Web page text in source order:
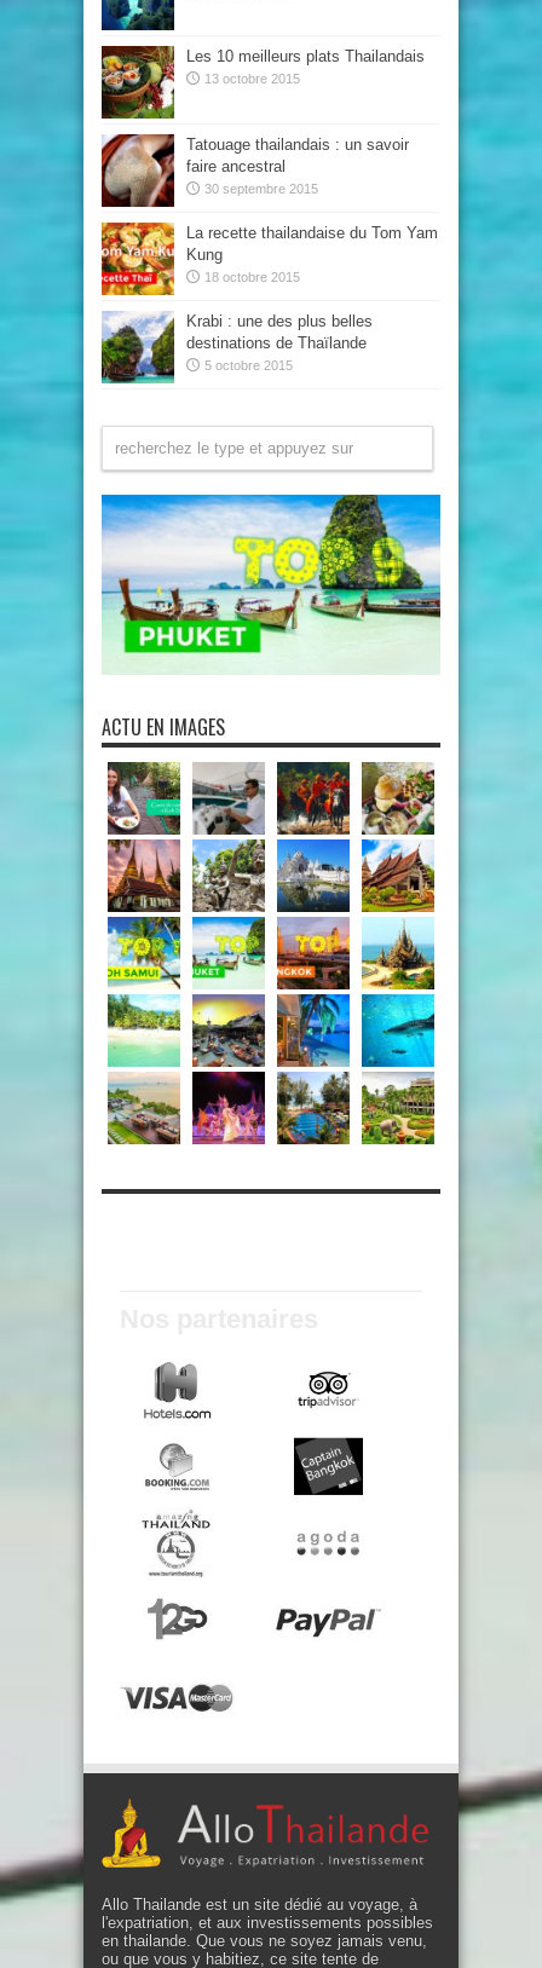
Les 10 meilleurs plats Thailandais
13 octobre 2015
Tatouage thailandais : un savoir
faire ancestral
30 septembre 2015
La recette thailandaise du Tom Yam
Kung
18 octobre 2015
Krabi : une des plus belles
destinations de Thaïlande
5 octobre 2015
ACTU EN IMAGES
Allo Thailande est un site dédié au voyage, à
l'expatriation, et aux investissements possibles
en thailande. Que vous ne soyez jamais venu,
ou que vous y habitiez, ce site tente de